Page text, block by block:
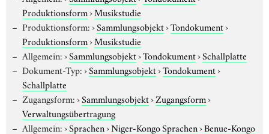
Produktionsform›Musikstudie
Produktionsform:›Sammlungsobjekt›Tondokument›
Produktionsform›Musikstudie
Allgemein:›Sammlungsobjekt›Tondokument›Schallplatte
Dokument-Typ:›Sammlungsobjekt›Tondokument›
Schallplatte
Zugangsform:›Sammlungsobjekt›Zugangsform›
Verwaltungsübertragung
Allgemein:›Sprachen›Niger-Kongo Sprachen›Benue-Kongo